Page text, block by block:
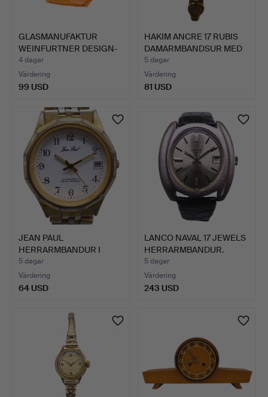
GLASMANUFAKTUR
WEINFURTNER DESIGN-
BORDSUR …
4 dagar
Värdering
99 USD
HAKIM ANCRE 17 RUBIS
DAMARMBANDSUR MED
KLO…
5 dagar
Värdering
81 USD
JEAN PAUL
HERRARMBANDUR I
ROSTFRITT STÅL.
5 dagar
Värdering
64 USD
LANCO NAVAL 17 JEWELS
HERRARMBANDUR.
5 dagar
Värdering
243 USD